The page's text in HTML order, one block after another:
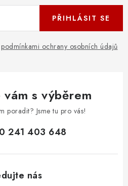
podmínkami ochrany osobních údajů
PŘIHLÁSIT SE
vám s výběrem
poradit? Jsme tu pro vás!
241 403 648